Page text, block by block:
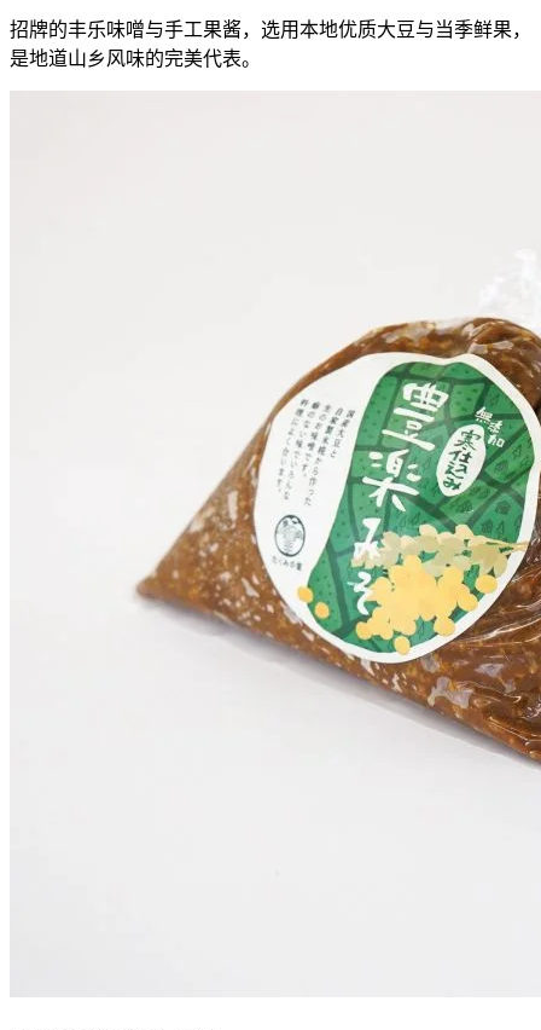
招牌的丰乐味噌与手工果酱，选用本地优质大豆与当季鲜果，
是地道山乡风味的完美代表。